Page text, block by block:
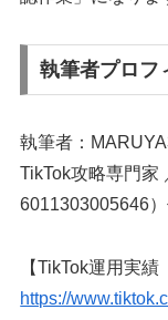
執筆者プロフ
執筆者：
TikTok攻略専門家
6011303005646
【TikTok運用実
https://